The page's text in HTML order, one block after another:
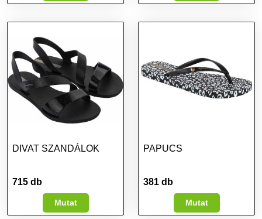
DIVAT SZANDÁLOK
715 db
Mutat
PAPUCS
381 db
Mutat